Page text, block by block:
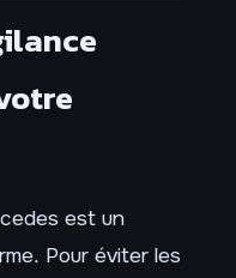
est un
Pour éviter les